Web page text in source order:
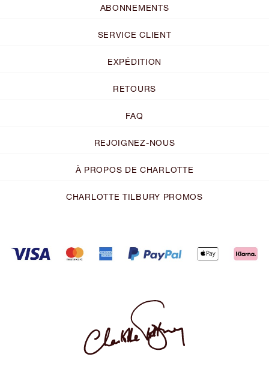
ABONNEMENTS
SERVICE CLIENT
EXPÉDITION
RETOURS
FAQ
REJOIGNEZ-NOUS
À PROPOS DE CHARLOTTE
CHARLOTTE TILBURY PROMOS